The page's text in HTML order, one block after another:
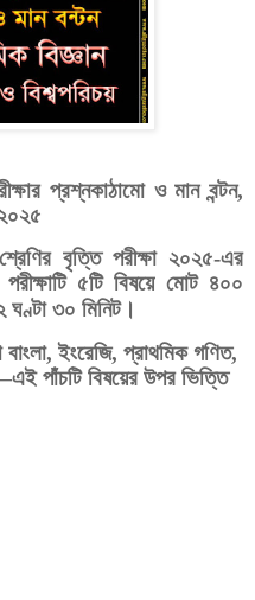
প্রশ্নকাঠামো ও মান বন্টন,
শ্রেণির বৃত্তি পরীক্ষা ২০২৫-এর
পরীক্ষাটি ৫টি বিষয়ে মোট ৪০০
ঘণ্টা ৩০ মিনিট।
বাংলা, ইংরেজি, প্রাথমিক গণিত,
এই পাঁচটি বিষয়ের উপর ভিত্তি